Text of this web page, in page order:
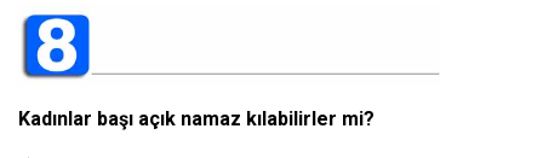
Kadınlar başı açık namaz kılabilirler mi?